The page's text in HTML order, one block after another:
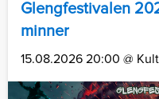
Glengfestivalen
minner
15.08.2026 20:00 @